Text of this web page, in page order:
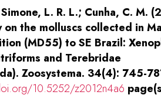
Simone, L. R. L.; Cunha, C. M.
on the molluscs collected in
(MD55) to SE Brazil:
and Terebridae
Zoosystema. 34(4): 745-
10.5252/z2012n4a6